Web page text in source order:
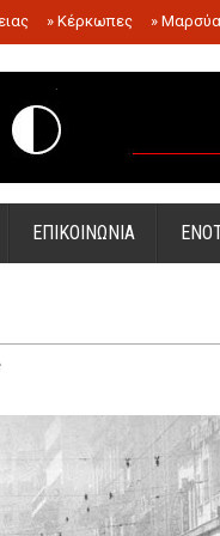
» Κέρκωπες »
.
ΕΠΙΚΟΙΝΩΝΙΑ